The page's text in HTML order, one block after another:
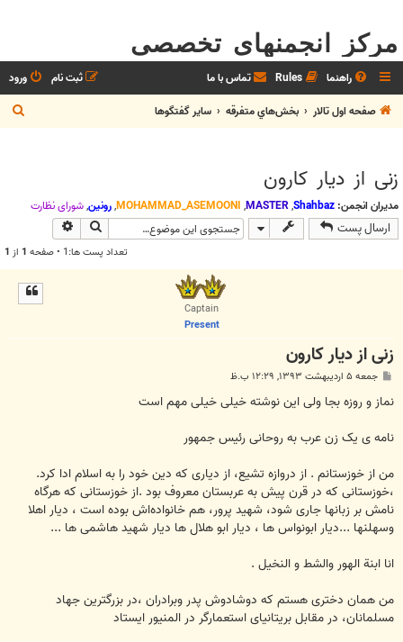
مرکز انجمنهای تخصصی
راهنما Rules تماس با ما ورود
ثبت نام
صفحه اول تالار
بخش‌‌هاي متفرقه ساير گفتگوها
س
زنی از دیار کارون
مدیران انجمن: Shahbaz
,
MASTER
,
MOHAMMAD_ASEMOONI
,رونین,شوراي نظارت
ارسال پست جستجو
تعداد پست ها:1 • صفحه 1 از 1
Captain
Present
زنی از دیار کارون
ت
جمعه ۵ اردیبهشت ۱۳۹۳, ۱۲:۲۹ ب.ظ
نماز و روزه بجا ولی این نوشته خیلی خیلی مهم است
نامه ی یک زن عرب به روحانی رئيس جمهور
من از خوزستانم . از دروازه تشیع، از دیاری که دین خود را به اسلام ادا کرد.
،خوزستانى كه در قرن پیش به عربستان معروف بود .از خوزستانی که هرگاه
نامش بر زبانها جاری شود، شهید پرور، هم خانواده‌اش بوده است ، دیار اهلا
وسهلنها ...دیار ابونواس ها ، دیار ابو هلال ها دیار شهید هاشمی ها ...
انا ابنة الهور والشط و النخیل .
من همان دخترى هستم که دوشادوش پدر وبرادران ،در بزرگترین جهاد
مسلمانان، در مقابل بریتانیای استعمارگر در المنیور ایستاد